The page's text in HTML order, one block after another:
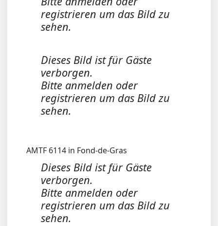
registrieren um das Bild zu
sehen.
Dieses Bild ist für Gäste
verborgen.
Bitte anmelden oder
registrieren um das Bild zu
sehen.
AMTF 6114 in Fond-de-Gras
Dieses Bild ist für Gäste
verborgen.
Bitte anmelden oder
registrieren um das Bild zu
sehen.